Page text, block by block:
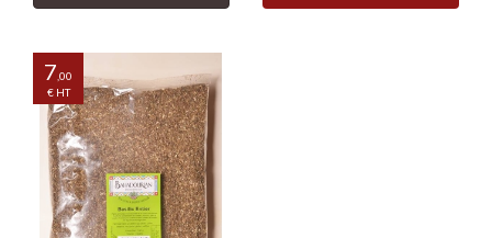
7 ,00
€ HT